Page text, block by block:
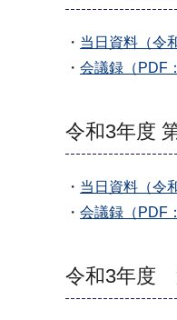
・ 当日資料（令
・ 会議録（PDF
令和3年度
・ 当日資料（令
・ 会議録（PDF
令和3年度